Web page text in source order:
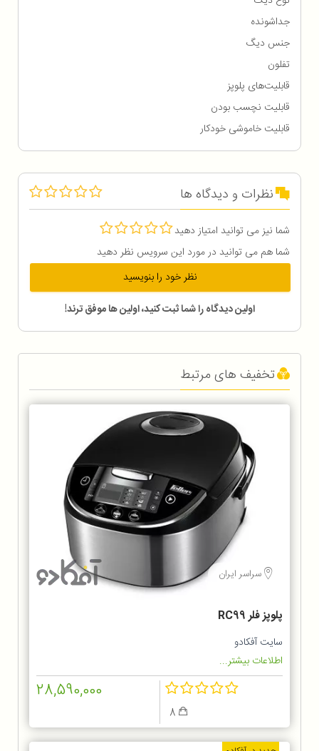
جداشونده
جنس دیگ
تفلون
قابلیت‌های پلوپز
قابلیت نچسب بودن
قابلیت خاموشی خودکار
نظرات و دیدگاه ها
شما نیز می توانید امتیاز دهید
شما هم می توانید در مورد این سرویس نظر دهید
نظر خود را بنویسید
اولین دیدگاه را شما ثبت کنید، اولین ها موفق ترند!
تخفیف های مرتبط
سراسر ایران
پلوپز فلر RC99
سایت آفکادو
اطلاعات بیشتر...
28,590,000